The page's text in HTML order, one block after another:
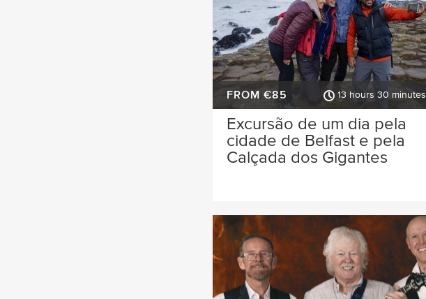
FROM €85 13 hours 30 minutes
Excursão de um dia pela
cidade de Belfast e pela
Calçada dos Gigantes